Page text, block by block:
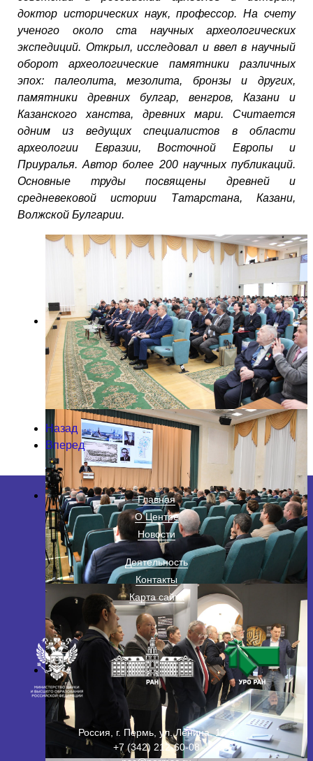
доктор исторических наук, профессор. На счету
ученого около ста научных археологических
экспедиций. Открыл, исследовал и ввел в научный
оборот археологические памятники различных
эпох: палеолита, мезолита, бронзы и других,
памятники древних булгар, венгров, Казани и
Казанского ханства, древних мари. Считается
одним из ведущих специалистов в области
археологии Евразии, Восточной Европы и
Приуралья. Автор более 200 научных публикаций.
Основные труды посвящены древней и
средневековой истории Татарстана, Казани,
Волжской Булгарии.
Назад
Вперед
Главная
О Центре
Новости
Деятельность
Контакты
Карта сайта
Россия, г. Пермь, ул. Ленина, 13 а
+7 (342) 212-60-08